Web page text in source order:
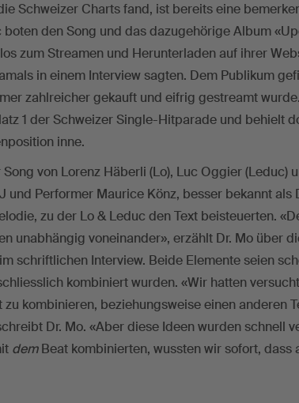
Schweizer Charts fand, ist bereits eine
boten den Song und das dazugehörige Album
zum Streamen und Herunterladen auf ihrer
in einem Interview sagten. Dem Publikum
zahlreicher gekauft und eifrig gestreamt
1 der Schweizer Single-Hitparade und behielt
inne.
von Lorenz Häberli (Lo), Luc Oggier (Leduc)
und Performer Maurice Könz, besser bekannt als
zu der Lo & Leduc den Text beisteuerten.
unabhängig voneinander», erzählt Dr. Mo über
schriftlichen Interview. Beide Elemente seien
kombiniert wurden. «Wir hatten
kombinieren, beziehungsweise einen anderen
Dr. Mo. «Aber diese Ideen wurden schnell
demBeat kombinierten, wussten wir sofort, dass